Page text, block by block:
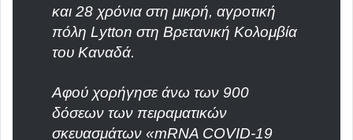
και 28 χρόνια στη μικρή, αγροτική
πόλη Lytton στη Βρετανική Κολομβία
του Καναδά.
Αφού χορήγησε άνω των 900
δόσεων των πειραματικών
σκευασμάτων «mRNA COVID-19